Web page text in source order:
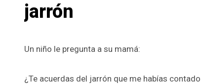
jarrón
Un niño le pregunta a su mamá:
¿Te acuerdas del jarrón que me habías